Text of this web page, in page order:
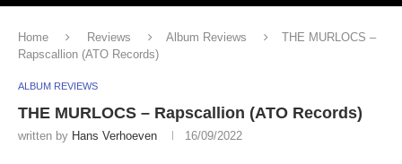
Home Reviews Album Reviews
THE MURLOCS –
Rapscallion (ATO Records)
ALBUM REVIEWS
THE MURLOCS – Rapscallion (ATO Records)
written by Hans Verhoeven 16/09/2022